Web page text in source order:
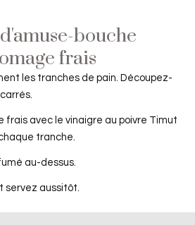
bouche
frais
les tranches de pain. Découpez-
frais avec le vinaigre au poivre Timut
tranche.
au-dessus.
servez aussitôt.